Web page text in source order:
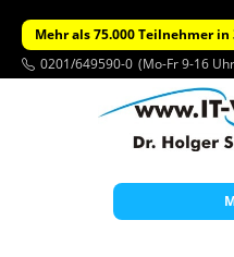
Mehr als 75.000 Teilnehmer in
0201/649590-0 (Mo-Fr 9-16